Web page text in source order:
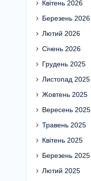
Квітень 2026
Березень 2026
Лютий 2026
Січень 2026
Грудень 2025
Листопад 2025
Жовтень 2025
Вересень 2025
Травень 2025
Квітень 2025
Березень 2025
Лютий 2025